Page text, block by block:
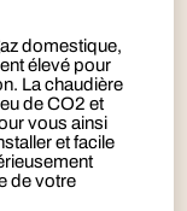
domestique,
élevé pour
La chaudière
de CO2 et
vous ainsi
et facile
de votre